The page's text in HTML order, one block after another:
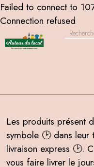
Failed to connect to
Connection refused
Les produits présent
symbole 🕑 dans
livraison express 🕑.
vous faire livrer le